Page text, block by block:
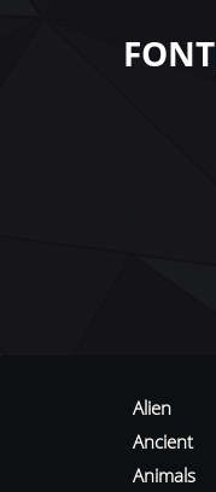
FONT
Alien
Ancient
Animals